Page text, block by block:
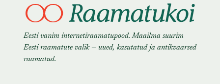
Eesti vanim internetiraamatupood. Maailma suurim
Eesti raamatute valik — uued, kasutatud ja antikvaarsed
raamatud.